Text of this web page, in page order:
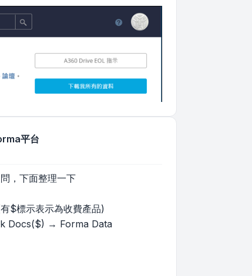
平台
，下面整理一下
$標示表示為收費產品)
Docs($) → Forma Data